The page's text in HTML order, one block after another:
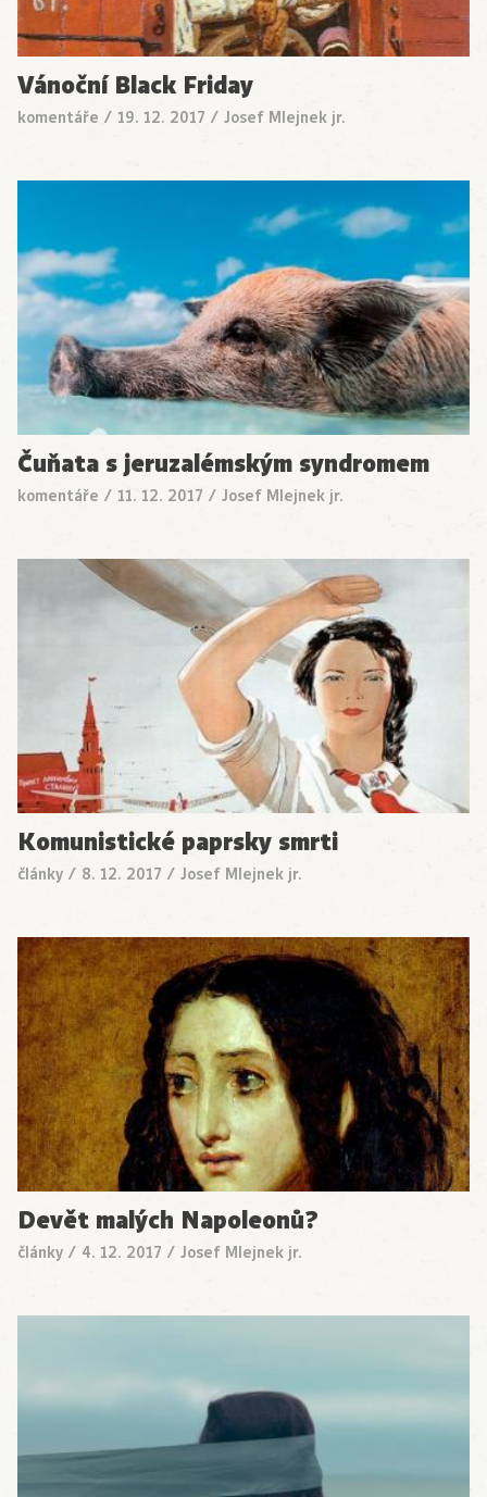
Vánoční Black Friday
komentáře / 19. 12. 2017 / Josef Mlejnek jr.
Čuňata s jeruzalémským syndromem
komentáře / 11. 12. 2017 / Josef Mlejnek jr.
Komunistické paprsky smrti
články / 8. 12. 2017 / Josef Mlejnek jr.
Devět malých Napoleonů?
články / 4. 12. 2017 / Josef Mlejnek jr.